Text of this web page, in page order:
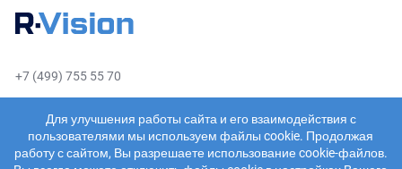
+7 (499) 755 55 70
Для улучшения работы сайта и его взаимодействия с
пользователями мы используем файлы cookie. Продолжая
работу с сайтом, Вы разрешаете использование cookie-файлов.